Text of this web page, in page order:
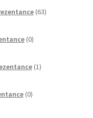
63izdelkov
0izdelkov
1izdelek
0izdelkov